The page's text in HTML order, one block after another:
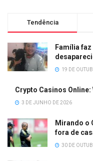
Tendência
Família
19 DE
Crypto Casinos Online:
3 DE JUNHO DE 2026
Mirando o
fora de
30 DE